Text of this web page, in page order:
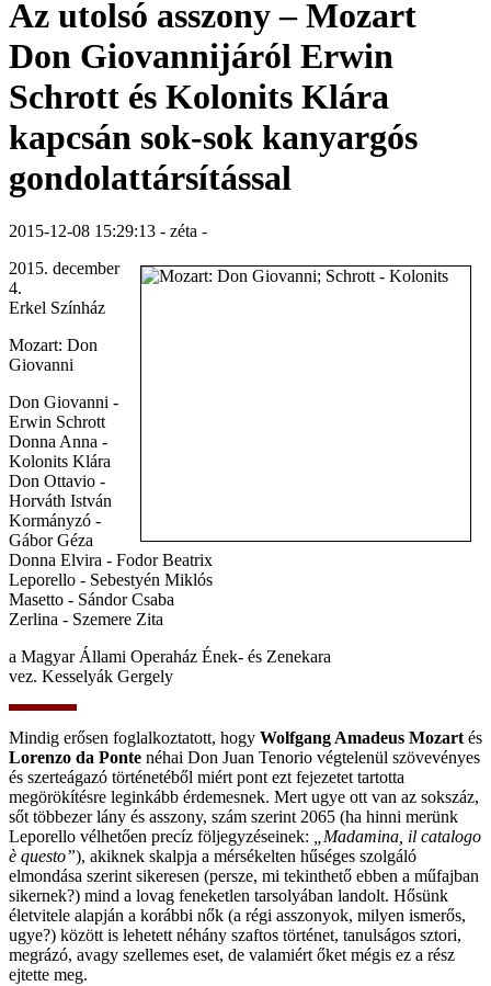
Az utolsó asszony – Mozart
Don Giovannijáról Erwin
Schrott és Kolonits Klára
kapcsán sok-sok kanyargós
gondolattársítással
2015-12-08 15:29:13 - zéta -
2015. december
4.
Erkel Színház
Mozart: Don
Giovanni
Don Giovanni -
Erwin Schrott
Donna Anna -
Kolonits Klára
Don Ottavio -
Horváth István
Kormányzó -
Gábor Géza
Donna Elvira - Fodor Beatrix
Leporello - Sebestyén Miklós
Masetto - Sándor Csaba
Zerlina - Szemere Zita
a Magyar Állami Operaház Ének- és Zenekara
vez. Kesselyák Gergely
Mindig erősen foglalkoztatott, hogy Wolfgang Amadeus Mozartés
Lorenzo da Ponte néhai Don Juan Tenorio végtelenül szövevényes
és szerteágazó történetéből miért pont ezt fejezetet tartotta
megörökítésre leginkább érdemesnek. Mert ugye ott van az sokszáz,
sőt többezer lány és asszony, szám szerint 2065 (ha hinni merünk
Leporello vélhetően precíz följegyzéseinek: „Madamina, il catalogo
è questo”), akiknek skalpja a mérsékelten hűséges szolgáló
elmondása szerint sikeresen (persze, mi tekinthető ebben a műfajban
sikernek?) mind a lovag feneketlen tarsolyában landolt. Hősünk
életvitele alapján a korábbi nők (a régi asszonyok, milyen ismerős,
ugye?) között is lehetett néhány szaftos történet, tanulságos sztori,
megrázó, avagy szellemes eset, de valamiért őket mégis ez a rész
ejtette meg.